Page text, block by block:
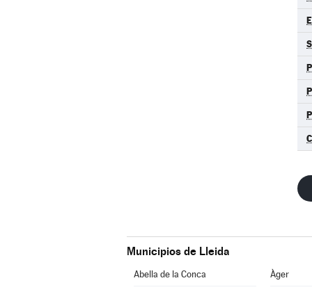
Municipios de Lleida
Abella de la Conca Àger